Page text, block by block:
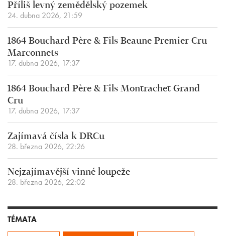
Příliš levný zemědělský pozemek
24. dubna 2026, 21:59
1864 Bouchard Père & Fils Beaune Premier Cru
Marconnets
17. dubna 2026, 17:37
1864 Bouchard Père & Fils Montrachet Grand
Cru
17. dubna 2026, 17:37
Zajímavá čísla k DRCu
28. března 2026, 22:26
Nejzajímavější vinné loupeže
28. března 2026, 22:02
TÉMATA